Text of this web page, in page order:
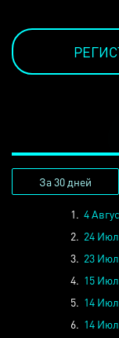
За 30 дней
1. 4
2. 24
3. 23
4. 15
5. 14
6. 14